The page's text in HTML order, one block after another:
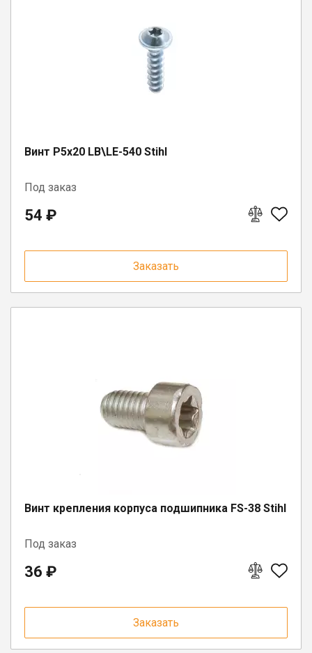
Винт Р5x20 LB\LE-540 Stihl
Под заказ
54 ₽
Заказать
Винт крепления корпуса подшипника FS-38 Stihl
Под заказ
36 ₽
Заказать